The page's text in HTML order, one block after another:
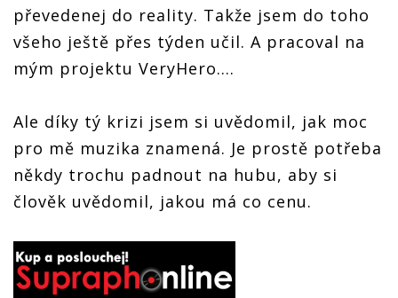
převedenej do reality. Takže jsem do toho
všeho ještě přes týden učil. A pracoval na
mým projektu VeryHero....
Ale díky tý krizi jsem si uvědomil, jak moc
pro mě muzika znamená. Je prostě potřeba
někdy trochu padnout na hubu, aby si
člověk uvědomil, jakou má co cenu.